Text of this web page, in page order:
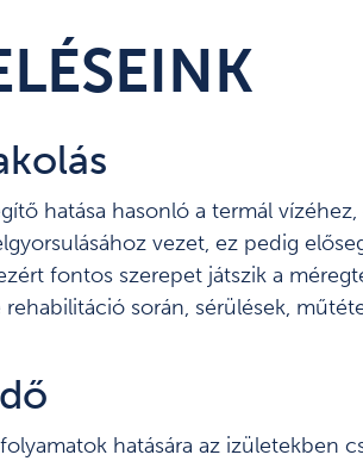
hatása hasonló a termál
vezet, ez pedig
fontos szerepet játszik a
során, sérülések,
hatására az izületekben